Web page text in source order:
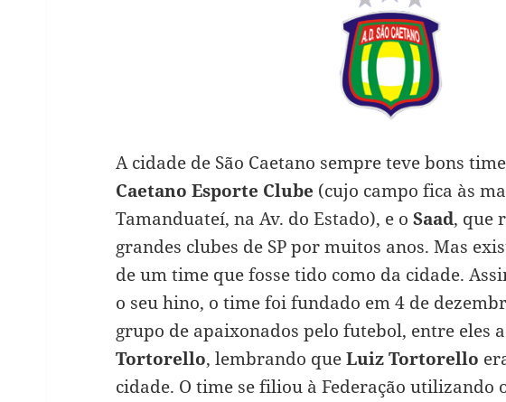
A cidade de São Caetano sempre teve bons
Caetano Esporte Clube (cujo campo fica às
Tamanduateí, na Av. do Estado), e o Saad, que
grandes clubes de SP por muitos anos. Mas
de um time que fosse tido como da cidade.
o seu hino, o time foi fundado em 4 de
grupo de apaixonados pelo futebol, entre eles
Tortorello, lembrando queLuiz Tortorello
cidade. O time se filiou à Federação utilizando